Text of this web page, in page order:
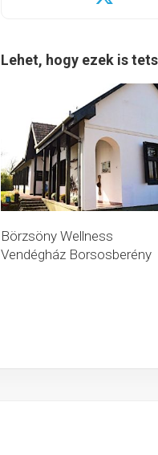
Lehet, hogy ezek is
Börzsöny Wellness
Vendégház Borsosberény